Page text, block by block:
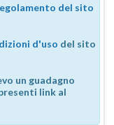
del sito
d'uso del sito
un guadagno
link al